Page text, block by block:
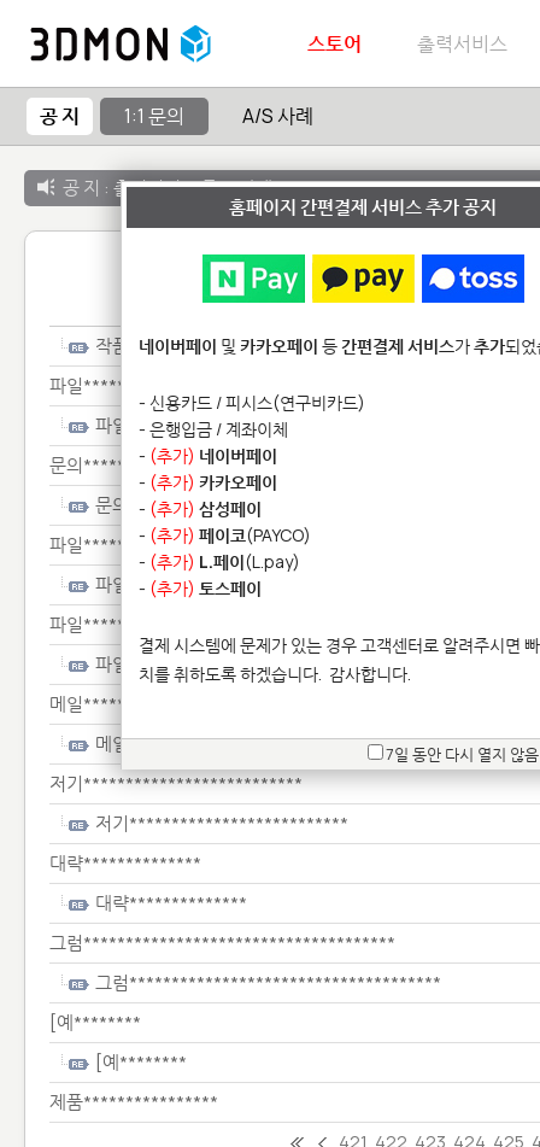
스토어 출력서비스
공 지 1:1 문의 A/S 사례
공 지 : 출력서비스 종료 안내
1:1 문
작품***
파일**********
파일**********
문의*****
문의*****
파일**********
파일**********
파일*******************
파일*******************
메일******
메일******
저기**************************
저기**************************
대략**************
대략**************
그럼*************************************
그럼*************************************
[예********
[예********
제품****************
421 422 423 424 425
홈페이지 간편결제 서비스 추가 공지
네이버페이 및 카카오페이 등간편결제 서비스가추가되
- 신용카드 / 피시스(연구비카드)
- 은행입금 / 계좌이체
- (추가) 네이버페이
- (추가) 카카오페이
- (추가) 삼성페이
- (추가) 페이코(PAYCO)
- (추가) L.페이(L.pay)
- (추가) 토스페이
결제 시스템에 문제가 있는 경우 고객센터로 알려주시면
치를 취하도록 하겠습니다. 감사합니다.
7일 동안 다시 열지 않음